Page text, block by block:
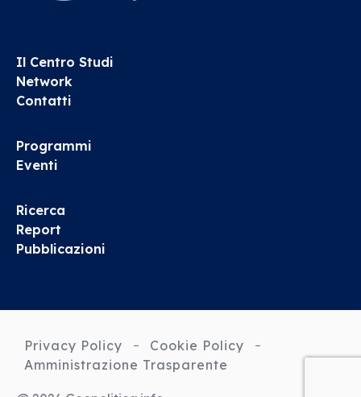
Il Centro Studi
Network
Contatti
Programmi
Eventi
Ricerca
Report
Pubblicazioni
Privacy Policy
Cookie Policy
Amministrazione Trasparente